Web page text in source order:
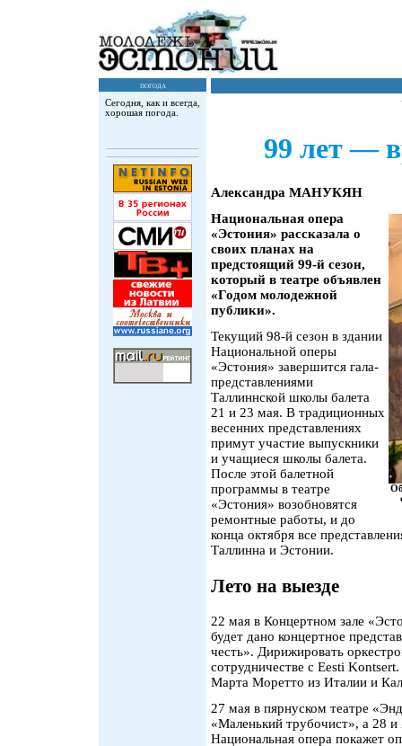
погода
Сегодня, как и всегда,
хорошая погода.
99 лет —
Александра МАНУКЯН
Национальная опера
«Эстония» рассказала о
своих планах на
предстоящий 99-й сезон,
который в театре объявлен
«Годом молодежной
публики».
Текущий 98-й сезон в здании
Национальной оперы
«Эстония» завершится гала-
представлениями
Таллиннской школы балета
21 и 23 мая. В традиционных
весенних представлениях
примут участие выпускники
и учащиеся школы балета.
После этой балетной
программы в театре
«Эстония» возобновятся
ремонтные работы, и до
конца октября все
Таллинна и Эстонии.
Лето на выезде
22 мая в Концертном зале
будет дано концертное
честь». Дирижировать
сотрудничестве с Eesti
Марта Моретто из Италии и
27 мая в пярнуском театре
«Маленький трубочист», а 28
Национальная опера покажет